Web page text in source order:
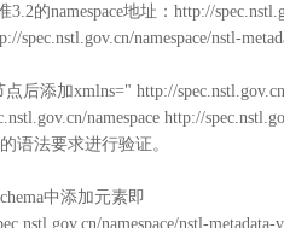
的namespace地址：http://
namespace/nstl-
添加xmlns=" http://spec.nstl.gov.cn/
namespace http://
语法要求进行验证。
中添加元素即
namespace/nstl-metadata-